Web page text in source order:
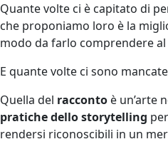
Quante volte ci è capitato di
che proponiamo loro è la
modo da farlo comprendere al
E quante volte ci sono
Quella del racconto è un’arte
pratiche dello storytelling
rendersi riconoscibili in un